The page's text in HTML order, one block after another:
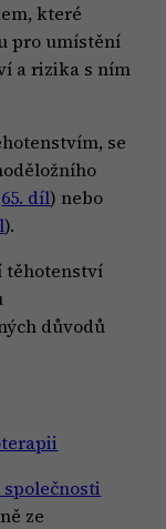
které
pro umístění
a rizika s ním
se
65. díl) nebo
).
těhotenství
důvodů
ze